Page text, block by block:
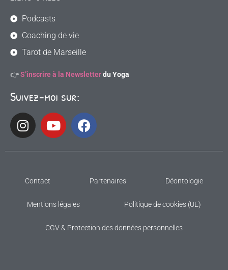
Podcasts
Coaching de vie
Tarot de Marseille
👉S’inscrire à la Newsletterdu Yoga
Suivez-moi sur:
Contact Partenaires Déontologie
Mentions légales Politique de cookies (UE)
CGV & Protection des données personnelles